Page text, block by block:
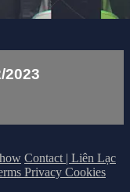
2023
Contact | Liên Lạc
Privacy Cookies